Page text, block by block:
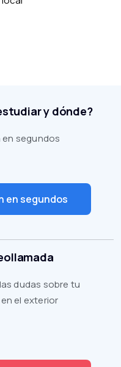
y dónde?
segundos
en segundos
dudas sobre tu
el exterior